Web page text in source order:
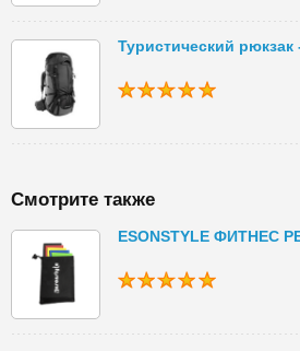
Туристический рюкзак
Смотрите также
ESONSTYLE ФИТНЕС